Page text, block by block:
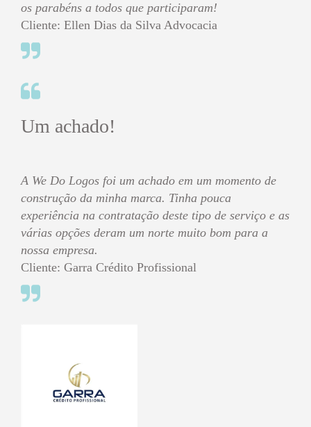
os parabéns a todos que participaram!
Cliente: Ellen Dias da Silva Advocacia
Um achado!
A We Do Logos foi um achado em um momento de
construção da minha marca. Tinha pouca
experiência na contratação deste tipo de serviço e as
várias opções deram um norte muito bom para a
nossa empresa.
Cliente: Garra Crédito Profissional